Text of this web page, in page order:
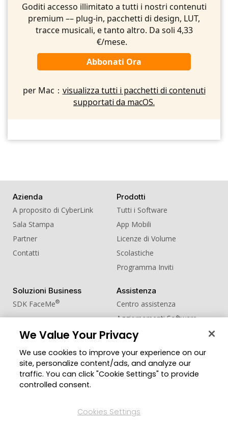
Goditi accesso illimitato a tutti i nostri contenuti
premium –– plug-in, pacchetti di design, LUT,
tracce musicali, e tanto altro. Da soli 4,33
€/mese.
Abbonati Ora
per Mac： visualizza tutti i pacchetti di contenuti
supportati da macOS.
Azienda
A proposito di CyberLink
Sala Stampa
Partner
Contatti
Prodotti
Tutti i Software
App Mobili
Licenze di Volume
Scolastiche
Programma Inviti
Soluzioni Business
SDK FaceMe®
Assistenza
Centro assistenza
Aggiornamenti Software
Centro Apprendimento
Comunità
Zona Utenti
Blog
Cambia regione
We Value Your Privacy
We use cookies to improve your experience on our
site, personalize content/ads, and analyze our
traffic. You can click "Cookie Settings" to provide
controlled consent.
Cookies Settings